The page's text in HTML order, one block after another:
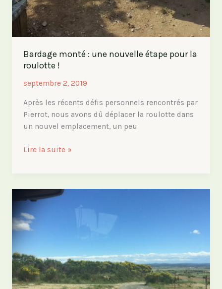
Bardage monté : une nouvelle étape pour la
roulotte !
septembre 2, 2019
Après les récents défis personnels rencontrés par
Pierrot, nous avons dû déplacer la roulotte dans
un nouvel emplacement, un peu
Bardage
nouvelle
étape
pour
la
!
Lire la suite »